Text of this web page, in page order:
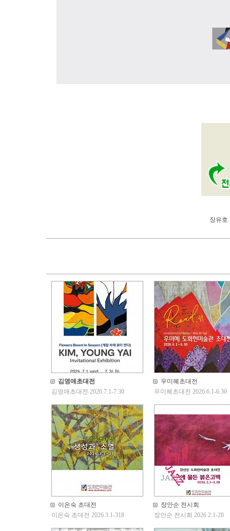
장유호
김영애초대전
김영애초대전 2026.7.1-7.30
우미혜초대전
우미혜초대전 2026.6.1-6.30
이은숙 초대전
이은숙 초대전 2026.3.1-318
장안순 전시회
장안순 전시회 2026 2.1-28